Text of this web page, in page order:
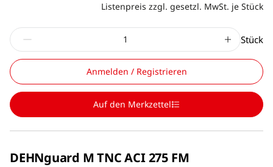
Listenpreis zzgl. gesetzl. MwSt. je Stück
Stück
Anmelden / Registrieren
Auf den Merkzettel
DEHNguard M TNC ACI 275 FM